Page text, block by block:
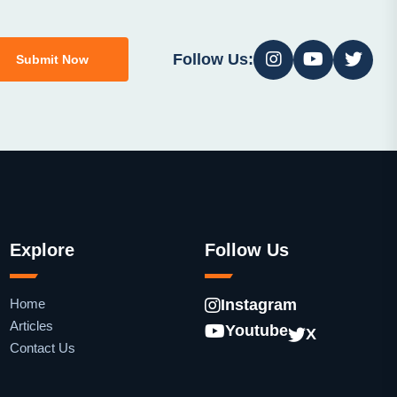
Submit Now Follow Us:
Explore
Home
Articles
Contact Us
Follow Us
Instagram
Youtube
X